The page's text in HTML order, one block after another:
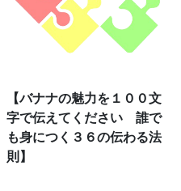
【バナナの魅力を１００文
字で伝えてください 誰で
も身につく３６の伝わる法
則】